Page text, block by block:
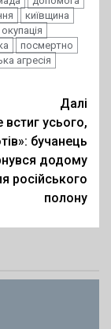
київщина
окупація
посмертно
агресія
Далі
усього,
бучанець
додому
російського
полону